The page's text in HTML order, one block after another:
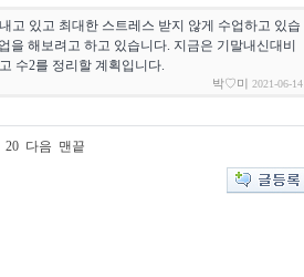
고 있고 최대한 스트레스 받지 않게 수업하고 있습
해보려고 하고 있습니다. 지금은 기말내신대비
수2를 정리할 계획입니다.
박♡미 2021-06-14
20 다음 맨끝